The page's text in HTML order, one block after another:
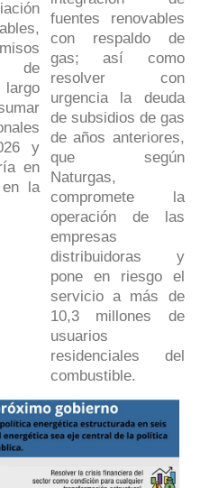
de
largo
y
en
la
fuentes renovables
con respaldo de
gas; así como
resolver con
urgencia la deuda
de subsidios de gas
de años anteriores,
que según
Naturgas,
compromete la
operación de las
empresas
distribuidoras y
pone en riesgo el
servicio a más de
10,3 millones de
usuarios
residenciales del
combustible.